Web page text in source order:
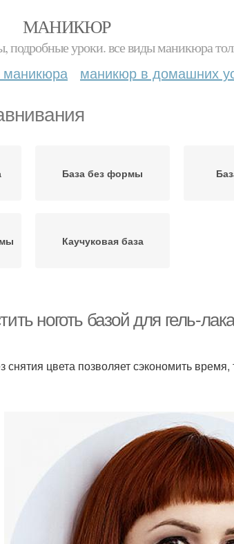
МАНИКЮР
подробные уроки. все виды маникюра
маникюра маникюр в домашних
База без формы
Каучуковая база
ноготь базой для гель-
снятия цвета позволяет сэкономить